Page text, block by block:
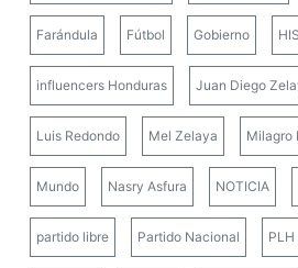
Farándula Fútbol Gobierno
influencers Honduras Juan Diego
Luis Redondo Mel Zelaya Milagro
Mundo Nasry Asfura NOTICIA
partido libre Partido Nacional PLH